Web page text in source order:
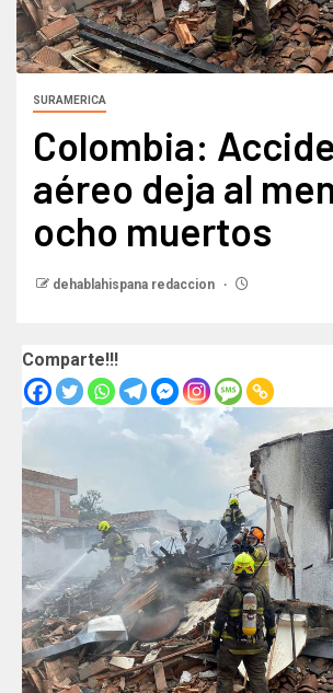
SURAMERICA
Colombia:
aéreo deja al
ocho muertos
dehablahispana redaccion
Comparte!!!